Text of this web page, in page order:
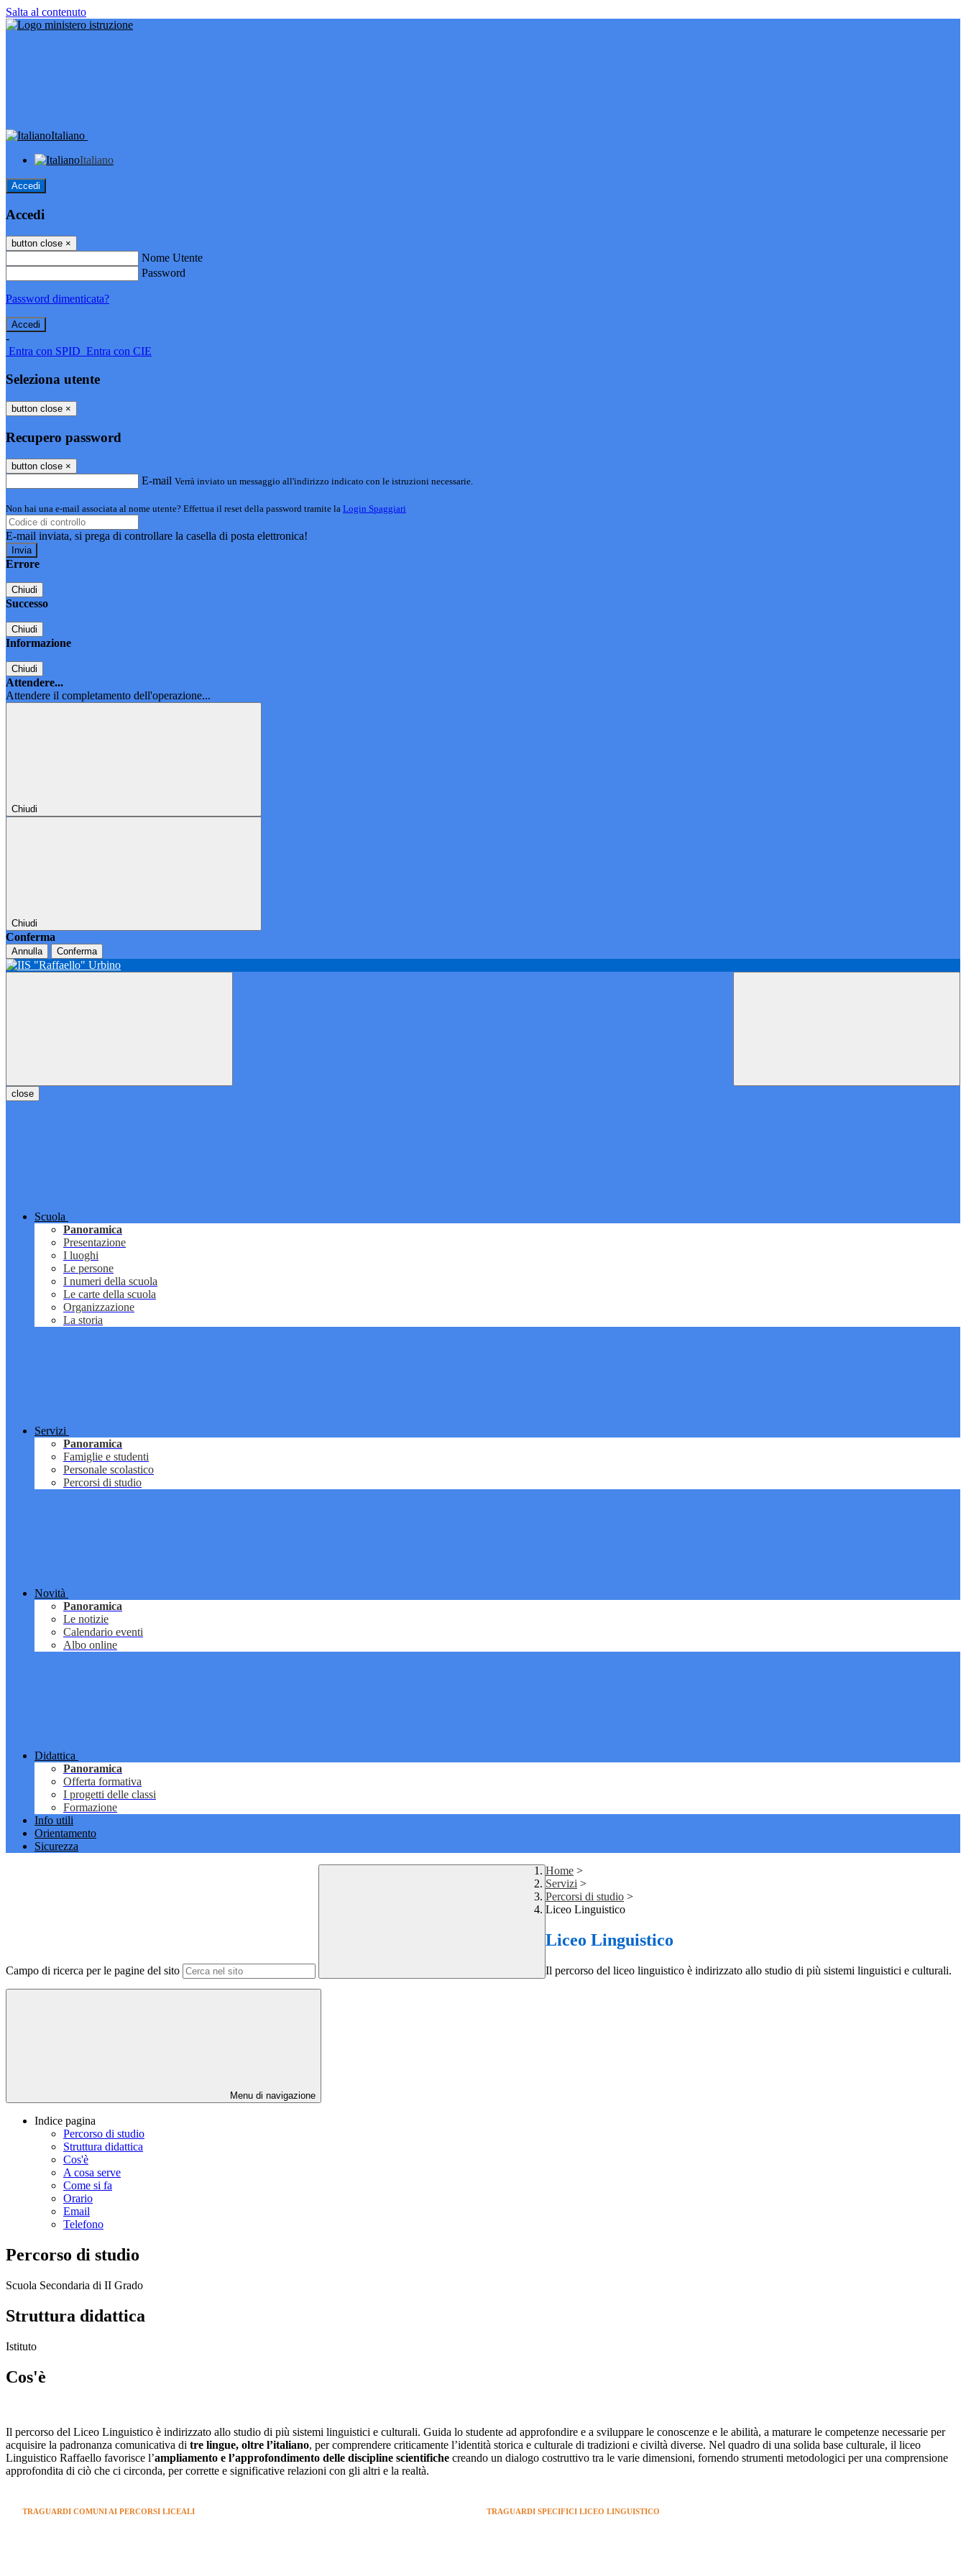
Salta al contenuto
Italiano
Italiano
Accedi
Accedi
button close ×
Nome Utente
Password
Password dimenticata?
-
Entra con SPID Entra con CIE
Seleziona utente
button close ×
Recupero password
button close ×
E-mail Verrà inviato un messaggio all'indirizzo indicato con le istruzioni necessarie.
Non hai una e-mail associata al nome utente? Effettua il reset della password tramite la Login Spaggiari
E-mail inviata, si prega di controllare la casella di posta elettronica!
Errore
Chiudi
Successo
Chiudi
Informazione
Chiudi
Attendere...
Attendere il completamento dell'operazione...
Chiudi
Chiudi
Conferma
Annulla Conferma
close
Scuola
Panoramica
Presentazione
I luoghi
Le persone
I numeri della scuola
Le carte della scuola
Organizzazione
La storia
Servizi
Panoramica
Famiglie e studenti
Personale scolastico
Percorsi di studio
Novità
Panoramica
Le notizie
Calendario eventi
Albo online
Didattica
Panoramica
Offerta formativa
I progetti delle classi
Formazione
Info utili
Orientamento
Sicurezza
Campo di ricerca per le pagine del sito
Home >
Servizi >
Percorsi di studio >
Liceo Linguistico
Liceo Linguistico
Il percorso del liceo linguistico è indirizzato allo studio di più sistemi linguistici e culturali.
Menu di navigazione
Indice pagina
Percorso di studio
Struttura didattica
Cos'è
A cosa serve
Come si fa
Orario
Email
Telefono
Percorso di studio
Scuola Secondaria di II Grado
Struttura didattica
Istituto
Cos'è
Il percorso del Liceo Linguistico è indirizzato allo studio di più sistemi linguistici e culturali. Guida lo studente ad approfondire e a sviluppare le conoscenze e le abilità, a maturare le competenze necessarie per
acquisire la padronanza comunicativa di tre lingue, oltre l’italiano, per comprendere criticamente l’identità storica e culturale di tradizioni e civiltà diverse. Nel quadro di una solida base culturale, il liceo
Linguistico Raffaello favorisce l’ampliamento e l’approfondimento delle discipline scientifiche creando un dialogo costruttivo tra le varie dimensioni, fornendo strumenti metodologici per una comprensione
approfondita di ciò che ci circonda, per corrette e significative relazioni con gli altri e la realtà.
TRAGUARDI COMUNI AI PERCORSI LICEALI TRAGUARDI SPECIFICI LICEO LINGUISTICO